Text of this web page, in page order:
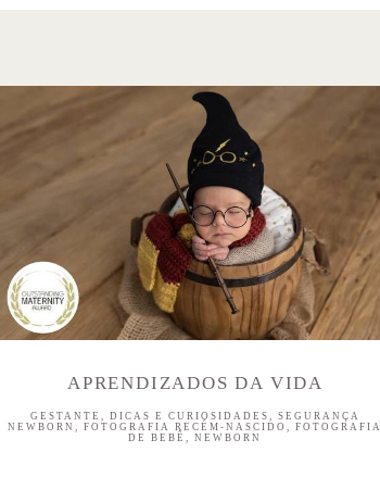
APRENDIZADOS DA VIDA
GESTANTE, DICAS E CURIOSIDADES, SEGURANÇA
NEWBORN, FOTOGRAFIA RECÉM-NASCIDO, FOTOGRAFIA
DE BEBÊ, NEWBORN